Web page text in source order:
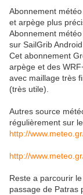
Abonnement
et arpège plus
Abonnement
sur SailGrib
Cet abonnement
arpège et des
avec maillage très
(très utile).
Autres source
régulièrement sur
http://
http://
Reste a parcourir
passage de Patras